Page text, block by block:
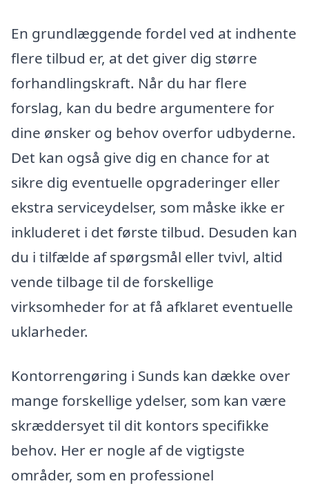
En grundlæggende fordel ved at indhente
flere tilbud er, at det giver dig større
forhandlingskraft. Når du har flere
forslag, kan du bedre argumentere for
dine ønsker og behov overfor udbyderne.
Det kan også give dig en chance for at
sikre dig eventuelle opgraderinger eller
ekstra serviceydelser, som måske ikke er
inkluderet i det første tilbud. Desuden kan
du i tilfælde af spørgsmål eller tvivl, altid
vende tilbage til de forskellige
virksomheder for at få afklaret eventuelle
uklarheder.
Kontorrengøring i Sunds kan dække over
mange forskellige ydelser, som kan være
skræddersyet til dit kontors specifikke
behov. Her er nogle af de vigtigste
områder, som en professionel